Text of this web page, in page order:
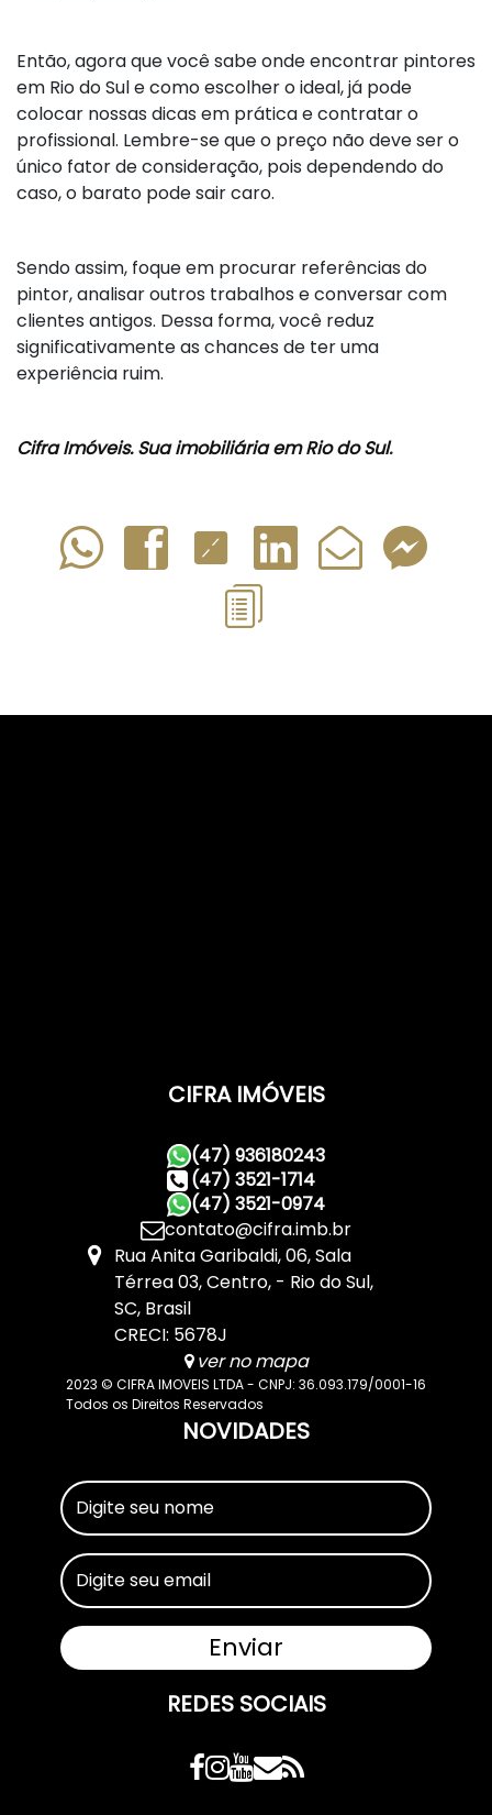
Então, agora que você sabe onde encontrar pintores
em Rio do Sul e como escolher o ideal, já pode
colocar nossas dicas em prática e contratar o
profissional. Lembre-se que o preço não deve ser o
único fator de consideração, pois dependendo do
caso, o barato pode sair caro.
Sendo assim, foque em procurar referências do
pintor, analisar outros trabalhos e conversar com
clientes antigos. Dessa forma, você reduz
significativamente as chances de ter uma
experiência ruim.
Cifra Imóveis. Sua imobiliária em Rio do Sul.
CIFRA IMÓVEIS
(47) 936180243
(47) 3521-1714
(47) 3521-0974
contato@cifra.imb.br
Rua Anita Garibaldi,06,Sala
Térrea 03,Centro, Rio do Sul,
SC, Brasil
CRECI: 5678J
ver no mapa
2023 © CIFRA IMOVEIS LTDA - CNPJ: 36.093.179/0001-16
Todos os Direitos Reservados
NOVIDADES
REDES SOCIAIS